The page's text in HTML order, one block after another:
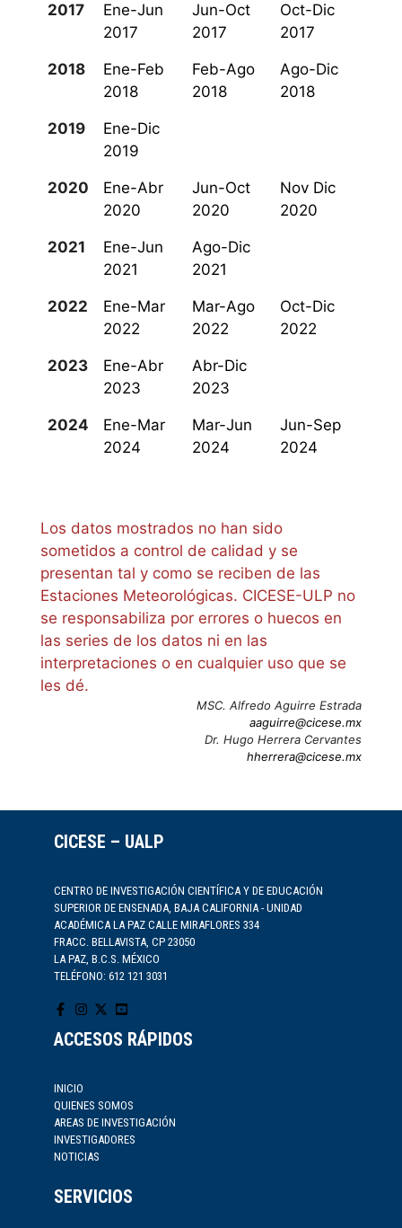
2017
Ene-Jun
2017
Jun-Oct
2017
Oct-Dic
2017
2018
Ene-Feb
2018
Feb-Ago
2018
Ago-Dic
2018
2019
Ene-Dic
2019
2020
Ene-Abr
2020
Jun-Oct
2020
Nov Dic
2020
2021
Ene-Jun
2021
Ago-Dic
2021
2022
Ene-Mar
2022
Mar-Ago
2022
Oct-Dic
2022
2023
Ene-Abr
2023
Abr-Dic
2023
2024
Ene-Mar
2024
Mar-Jun
2024
Jun-Sep
2024
Los datos mostrados no han sido
sometidos a control de calidad y se
presentan tal y como se reciben de las
Estaciones Meteorológicas. CICESE-ULP no
se responsabiliza por errores o huecos en
las series de los datos ni en las
interpretaciones o en cualquier uso que se
les dé.
MSC. Alfredo Aguirre Estrada
aaguirre@cicese.mx
Dr. Hugo Herrera Cervantes
hherrera@cicese.mx
CICESE – UALP
CENTRO DE INVESTIGACIÓN CIENTÍFICA Y DE EDUCACIÓN
SUPERIOR DE ENSENADA, BAJA CALIFORNIA - UNIDAD
ACADÉMICA LA PAZ CALLE MIRAFLORES 334
FRACC. BELLAVISTA, CP 23050
LA PAZ, B.C.S. MÉXICO
TELÉFONO: 612 121 3031
ACCESOS RÁPIDOS
INICIO
QUIENES SOMOS
AREAS DE INVESTIGACIÓN
INVESTIGADORES
NOTICIAS
SERVICIOS